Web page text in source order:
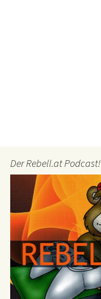
Der Rebell.at Podcast!